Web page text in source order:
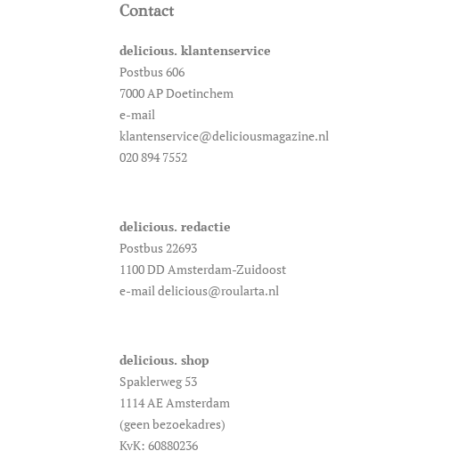
Contact
delicious. klantenservice
Postbus 606
7000 AP Doetinchem
e-mail
klantenservice@deliciousmagazine.nl
020 894 7552
delicious. redactie
Postbus 22693
1100 DD Amsterdam-Zuidoost
e-mail delicious@roularta.nl
delicious. shop
Spaklerweg 53
1114 AE Amsterdam
(geen bezoekadres)
KvK: 60880236